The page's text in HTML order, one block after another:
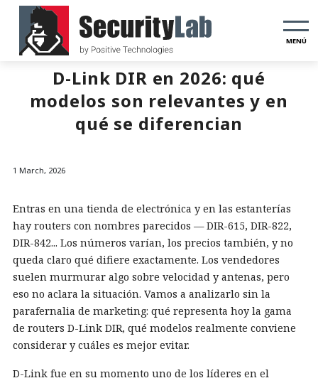
MENÚ
D-Link DIR en 2026: qué
modelos son relevantes y en
qué se diferencian
1 March, 2026
Entras en una tienda de electrónica y en las estanterías
hay routers con nombres parecidos — DIR-615, DIR-822,
DIR-842... Los números varían, los precios también, y no
queda claro qué difiere exactamente. Los vendedores
suelen murmurar algo sobre velocidad y antenas, pero
eso no aclara la situación. Vamos a analizarlo sin la
parafernalia de marketing: qué representa hoy la gama
de routers D-Link DIR, qué modelos realmente conviene
considerar y cuáles es mejor evitar.
D-Link fue en su momento uno de los líderes en el